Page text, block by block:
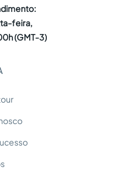
feira,
(GMT-3)